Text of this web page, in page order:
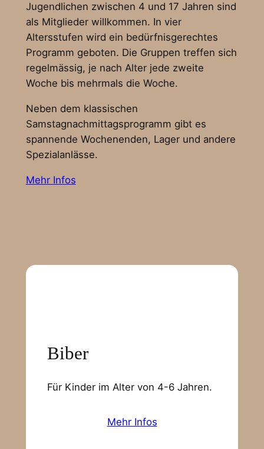
Jugendlichen zwischen 4 und 17 Jahren sind
als Mitglieder willkommen. In vier
Altersstufen wird ein bedürfnisgerechtes
Programm geboten. Die Gruppen treffen sich
regelmässig, je nach Alter jede zweite
Woche bis mehrmals die Woche.
Neben dem klassischen
Samstagnachmittagsprogramm gibt es
spannende Wochenenden, Lager und andere
Spezialanlässe.
Mehr Infos
Biber
Für Kinder im Alter von 4-6 Jahren.
Mehr Infos